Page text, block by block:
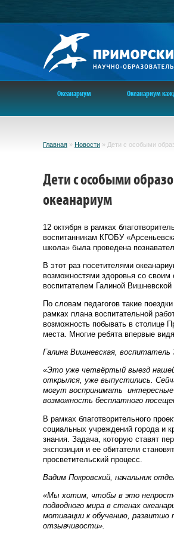
Океанариум Океанариум
Главная » Новости » Дети с особыми
Дети с особыми
океанариум
12 октября в рамках
воспитанникам КГОБУ
школа» была проведена
В этот раз посетителями
возможностями здоровья со
воспитателем Галиной Вишневской
По словам педагогов такие
рамках плана воспитательной
возможность побывать в столице
места. Многие ребята впервые
Галина Вишневская, воспитатель
«Это уже четвёртый выезд
открылся, уже выпустились.
могут воспринимать интересные
возможность бесплатного
В рамках благотворительного
социальных учреждений города и
знания. Задача, которую ставят
экспозиция и ее обитатели
просветительский процесс.
Вадим Покровский, начальник
«Мы хотим, чтобы в это
подводного мира в стенах
мотивации к обучению, развитию
отзывчивости».